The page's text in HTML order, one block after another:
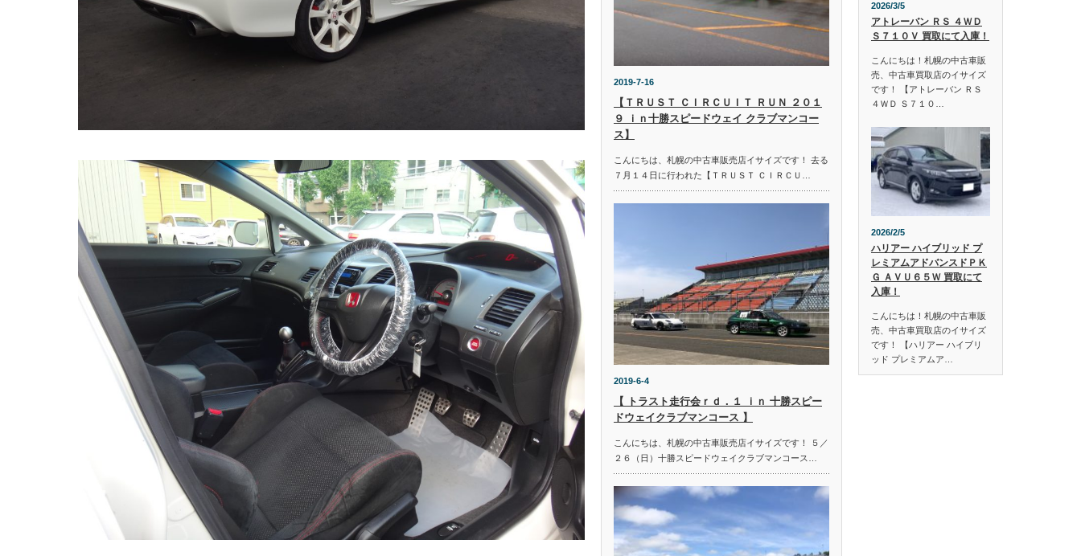
2019-7-16
【ＴＲＵＳＴ ＣＩＲＣＵＩＴ ＲＵＮ ２０１
９ ｉｎ十勝スピードウェイ クラブマンコー
ス】
こんにちは、札幌の中古車販売店イサイズです！ 去る
７月１４日に行われた【ＴＲＵＳＴ ＣＩＲＣＵ…
2019-6-4
【 トラスト走行会ｒｄ．１ ｉｎ 十勝スピー
ドウェイクラブマンコース 】
こんにちは、札幌の中古車販売店イサイズです！ ５／
２６（日）十勝スピードウェイクラブマンコース…
2026/3/5
アトレーバン ＲＳ ４ＷＤ
Ｓ７１０Ｖ 買取にて入庫！
こんにちは！札幌の中古車販
売、中古車買取店のイサイズ
です！ 【アトレーバン ＲＳ
４ＷＤ Ｓ７１０…
2026/2/5
ハリアー ハイブリッド プ
レミアムアドバンスドＰＫ
Ｇ ＡＶＵ６５Ｗ 買取にて
入庫！
こんにちは！札幌の中古車販
売、中古車買取店のイサイズ
です！ 【ハリアー ハイブリ
ッド プレミアムア…